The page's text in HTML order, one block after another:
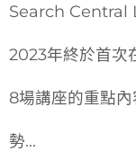
Search Central
2023年終於首次
8場講座的重點
勢...